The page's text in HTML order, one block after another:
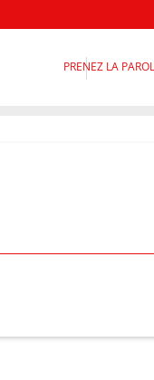
PRENEZ LA